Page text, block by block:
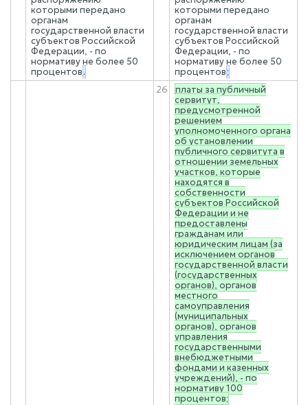
которыми передано
органам
государственной власти
субъектов Российской
Федерации, - по
нормативу не более 50
процентов.
которыми передано
органам
государственной власти
субъектов Российской
Федерации, - по
нормативу не более 50
процентов;
26
платы за публичный
сервитут,
предусмотренной
решением
уполномоченного органа
об установлении
публичного сервитута в
отношении земельных
участков, которые
находятся в
собственности
субъектов Российской
Федерации и не
предоставлены
гражданам или
юридическим лицам (за
исключением органов
государственной власти
(государственных
органов), органов
местного
самоуправления
(муниципальных
органов), органов
управления
государственными
внебюджетными
фондами и казенных
учреждений), - по
нормативу 100
процентов;